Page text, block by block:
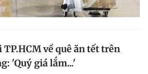
về quê ăn tết trên
'Quý giá lắm...'